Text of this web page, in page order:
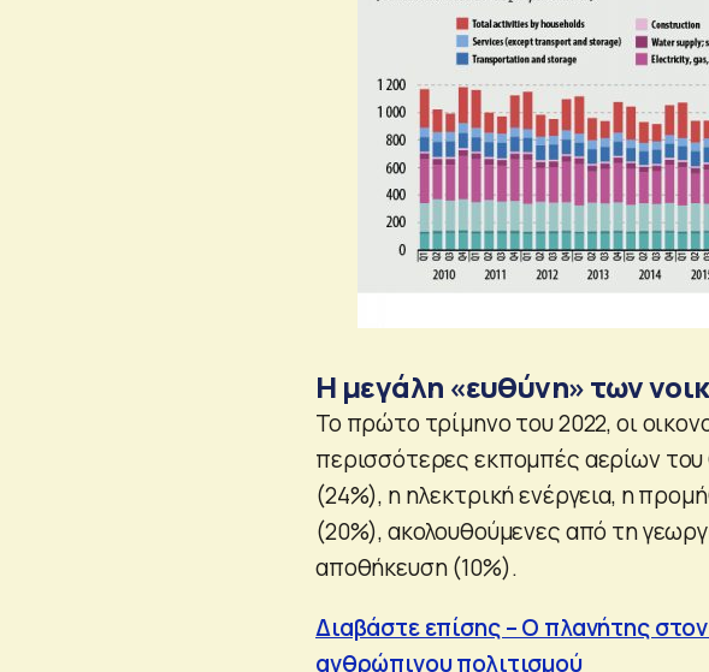
Η μεγάλη «ευθύνη» των
Το πρώτο τρίμηνο του 2022, οι
περισσότερες εκπομπές αερίων του
(24%), η ηλεκτρική ενέργεια, η
(20%), ακολουθούμενες από τη
αποθήκευση (10%).
Διαβάστε επίσης – Ο πλανήτης
ανθρώπινου πολιτισμού